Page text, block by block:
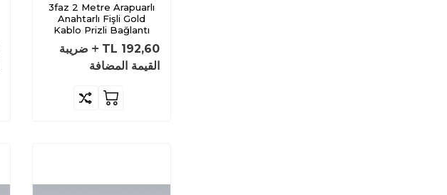
3faz 2 Metre Arapuarlı
Anahtarlı Fişli Gold
Kablo Prizli Bağlantı
192,60
ضريبة
القيمة المضافة